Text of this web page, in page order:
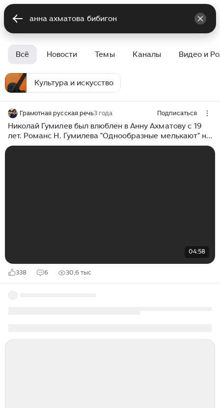
Всё Новости Темы Каналы Видео и
Культура и искусство
Грамотная русская речь3 года Подписаться
Николай Гумилев был влюблен в Анну Ахматову с 19
лет. Романс Н. Гумилева "Однообразные мелькают" на
музыку А. Бальчева. Поёт Н. Носков
04:58
338 6 30,6 тыс